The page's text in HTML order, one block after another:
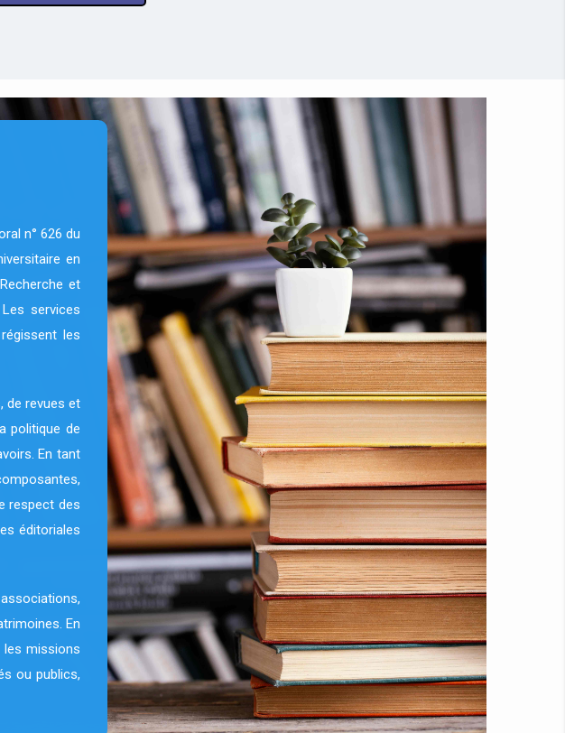
n° 626 du
en
et
services
les
de revues et
politique de
En tant
respect des
éditoriales
En
les missions
ou publics,